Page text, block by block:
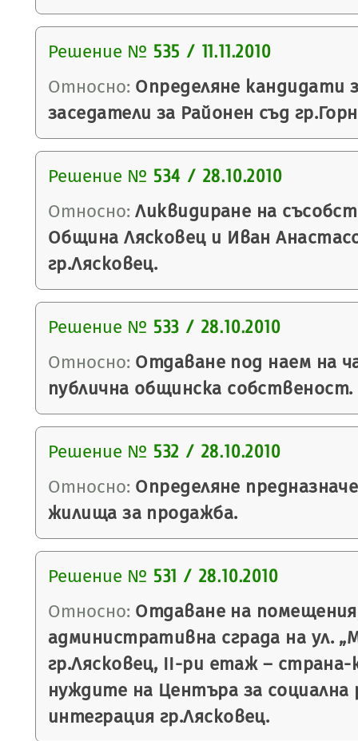
Решение № 535 / 11.11.2010
Относно: Определяне кандидати
заседатели за Районен съд
Решение № 534 / 28.10.2010
Относно: Ликвидиране на
Община Лясковец и Иван
гр.Лясковец.
Решение № 533 / 28.10.2010
Относно: Отдаване под наем на
публична общинска собственост.
Решение № 532 / 28.10.2010
Относно: Определяне
жилища за продажба.
Решение № 531 / 28.10.2010
Относно: Отдаване на
административна сграда на ул.
гр.Лясковец, ІІ-ри етаж – страна-
нуждите на Центъра за социална
интеграция гр.Лясковец.